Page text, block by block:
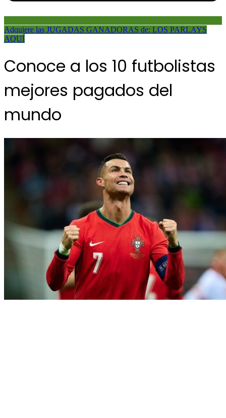
Adquiere las JUGADAS GANADORAS de: LOS PARLAYS
AQUÍ
Conoce a los 10 futbolistas
mejores pagados del
mundo